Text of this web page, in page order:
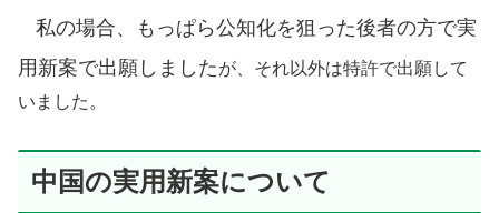
私の場合、もっぱら公知化を狙った後者の方で実
用新案で出願しましたが、それ以外は特許で出願して
いました。
中国の実用新案について